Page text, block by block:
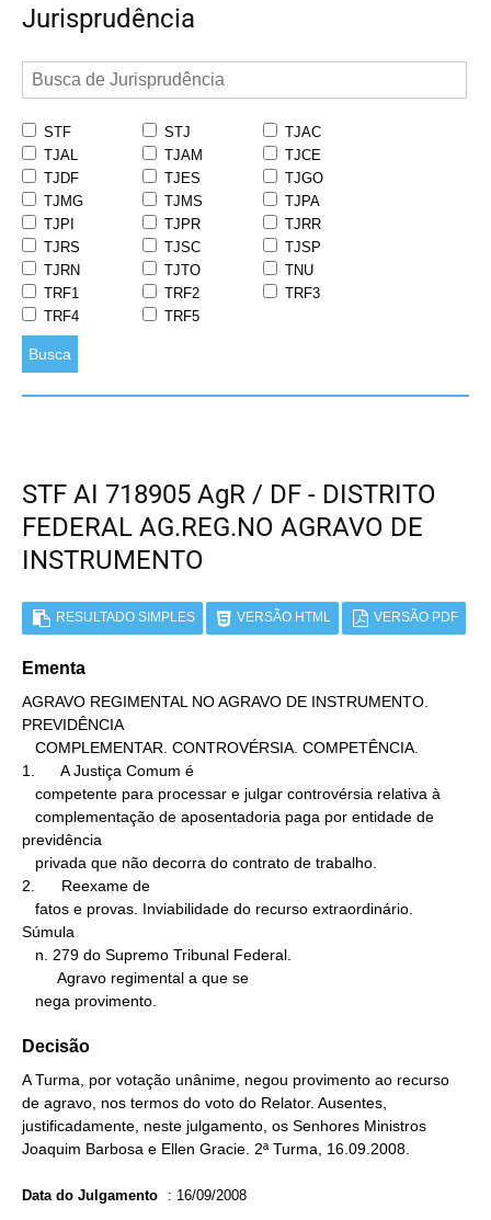
Jurisprudência
STF STJ
TJAC
TJAL
TJAM
TJCE
TJDF
TJES
TJGO
TJMG
TJMS
TJPA
TJPI
TJPR
TJRR
TJRS
TJSC
TJSP
TJRN
TJTO
TNU
TRF1
TRF2
TRF3
TRF4
TRF5
Busca
STF AI 718905 AgR / DF - DISTRITO
FEDERAL AG.REG.NO AGRAVO DE
INSTRUMENTO
RESULTADO SIMPLES VERSÃO HTML VERSÃO PDF
Ementa
AGRAVO REGIMENTAL NO AGRAVO DE INSTRUMENTO.
PREVIDÊNCIA
1.      A Justiça Comum é
previdência
2.      Reexame de
Súmula
   nega provimento.
Decisão
A Turma, por votação unânime, negou provimento ao recurso
de agravo, nos termos do voto do Relator. Ausentes,
justificadamente, neste julgamento, os Senhores Ministros
Joaquim Barbosa e Ellen Gracie. 2ª Turma, 16.09.2008.
Data do Julgamento : 16/09/2008